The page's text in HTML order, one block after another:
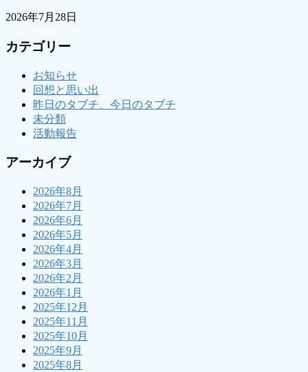
2026年7月28日
カテゴリー
お知らせ
回想と思い出
昨日のタブチ、今日のタブチ
未分類
活動報告
アーカイブ
2026年8月
2026年7月
2026年6月
2026年5月
2026年4月
2026年3月
2026年2月
2026年1月
2025年12月
2025年11月
2025年10月
2025年9月
2025年8月